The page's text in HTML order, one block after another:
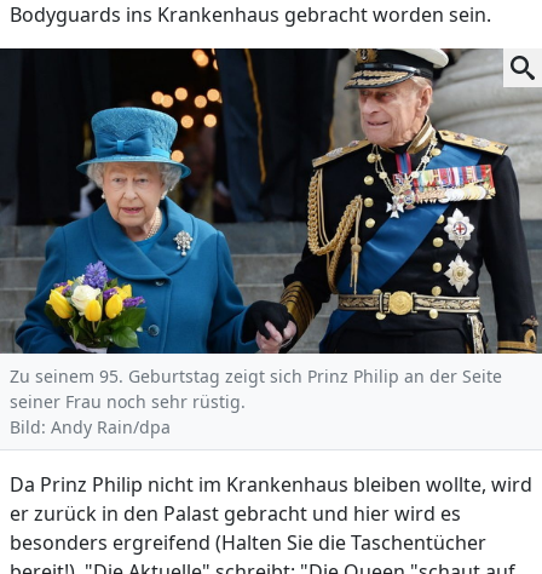
Bodyguards ins Krankenhaus gebracht worden sein.
Zu seinem 95. Geburtstag zeigt sich Prinz Philip an der Seite
seiner Frau noch sehr rüstig.
Bild: Andy Rain/dpa
Da Prinz Philip nicht im Krankenhaus bleiben wollte, wird
er zurück in den Palast gebracht und hier wird es
besonders ergreifend (Halten Sie die Taschentücher